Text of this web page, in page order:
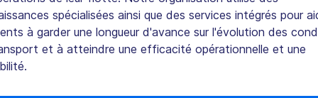
spécialisées ainsi que des services intégrés pour
à garder une longueur d'avance sur l'évolution des
et à atteindre une efficacité opérationnelle et une